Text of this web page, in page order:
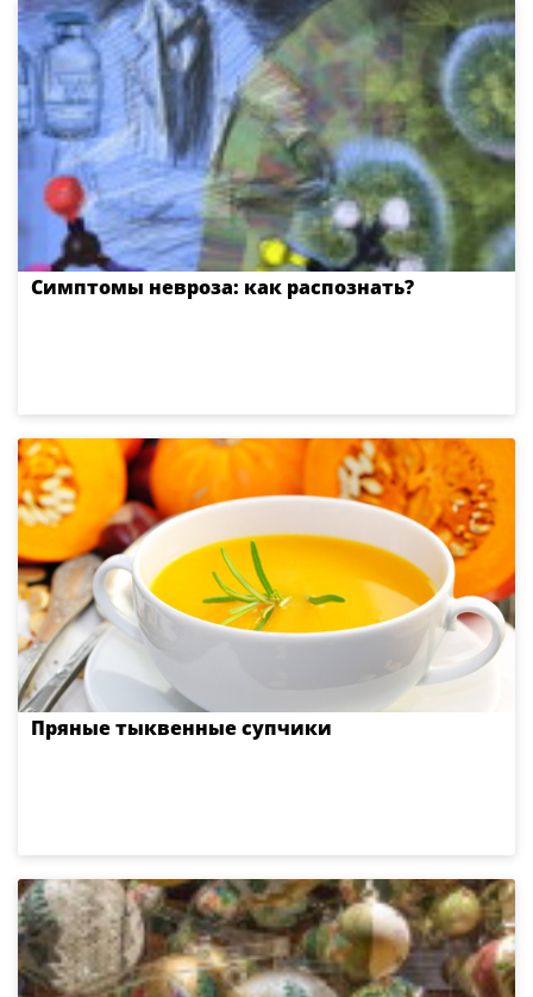
Симптомы невроза: как распознать?
Пряные тыквенные супчики